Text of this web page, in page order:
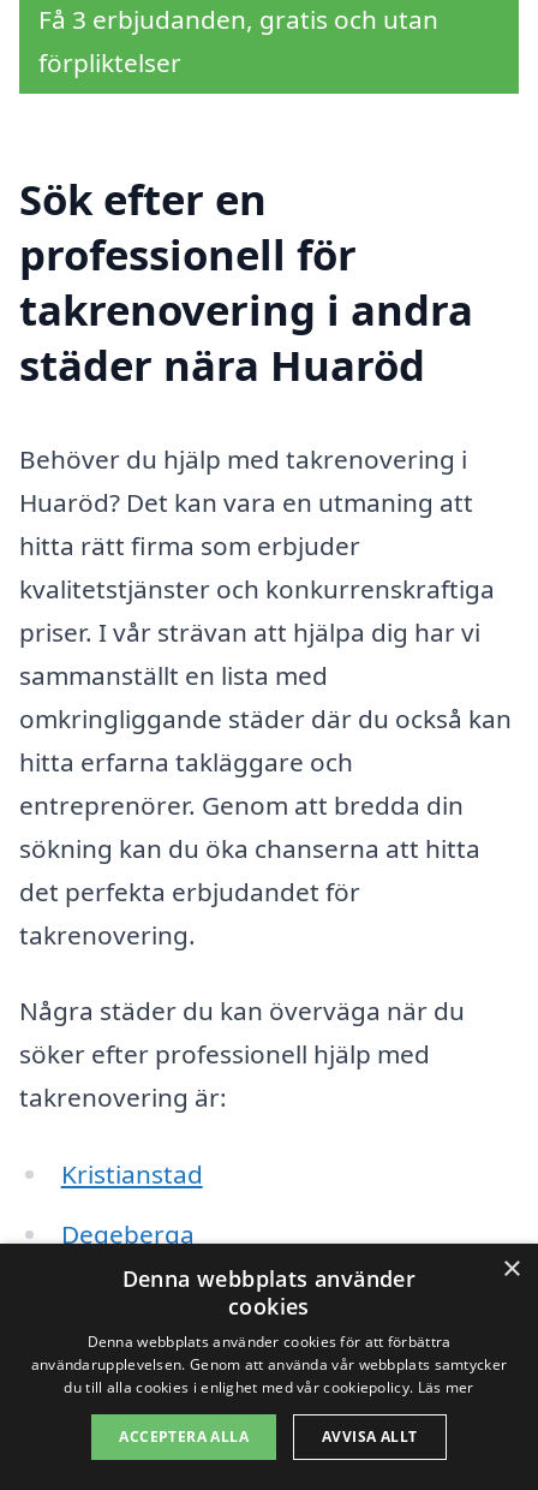
Få 3 erbjudanden, gratis och utan
förpliktelser
Sök efter en
professionell för
takrenovering i andra
städer nära Huaröd
Behöver du hjälp med takrenovering i
Huaröd? Det kan vara en utmaning att
hitta rätt firma som erbjuder
kvalitetstjänster och konkurrenskraftiga
priser. I vår strävan att hjälpa dig har vi
sammanställt en lista med
omkringliggande städer där du också kan
hitta erfarna takläggare och
entreprenörer. Genom att bredda din
sökning kan du öka chanserna att hitta
det perfekta erbjudandet för
takrenovering.
Några städer du kan överväga när du
söker efter professionell hjälp med
takrenovering är:
Kristianstad
Degeberga
Broby
Önnestad
×
Denna webbplats använder
cookies
Denna webbplats använder cookies för att förbättra
användarupplevelsen. Genom att använda vår webbplats samtycker
du till alla cookies i enlighet med vår cookiepolicy. Läs mer
ACCEPTERA ALLA AVVISA ALLT